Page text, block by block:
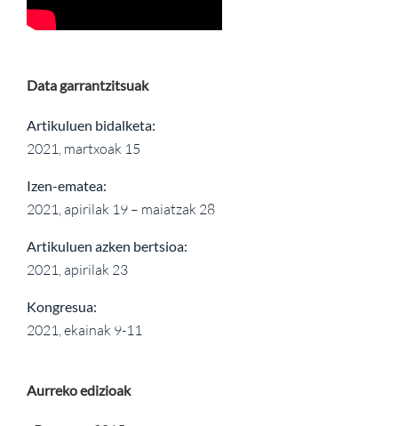
Data garrantzitsuak
Artikuluen bidalketa:
2021, martxoak 15
Izen-ematea:
2021, apirilak 19 – maiatzak 28
Artikuluen azken bertsioa:
2021, apirilak 23
Kongresua:
2021, ekainak 9-11
Aurreko edizioak